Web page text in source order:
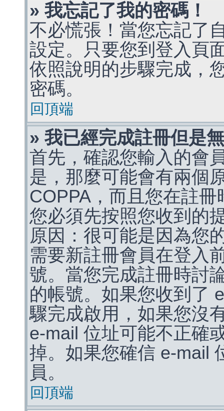
» 我忘記了我的密碼！
不必慌張！當您忘記了
設定。只要您到登入頁
依照說明的步驟完成，
密碼。
回頂端
» 我已經完成註冊但是
首先，確認您輸入的會
是，那麼可能會有兩個
COPPA，而且您在註
您必須先按照您收到的
原因：很可能是因為您
需要新註冊會員在登入
號。當您完成註冊時討
的帳號。如果您收到了
驟完成啟用，如果您沒
e-mail 位址可能不正確
掉。如果您確信 e-mail
員。
回頂端